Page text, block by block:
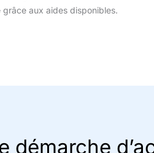
aux aides disponibles.
démarche